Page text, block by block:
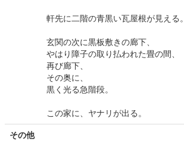
軒先に二階の青黒い瓦屋根が見える。
玄関の次に黒板敷きの廊下、
やはり障子の取り払われた畳の間、
再び廊下、
その奥に、
黒く光る急階段。
この家に、ヤナリが出る。
その他